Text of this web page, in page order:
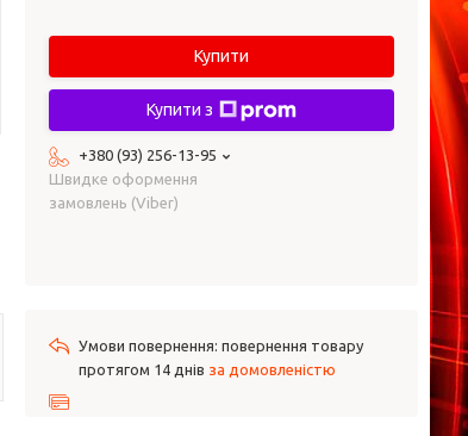
Купити
Купити з
+380 (93) 256-13-95
Швидке оформення
замовлень (Viber)
повернення товару
протягом 14 днів за домовленістю